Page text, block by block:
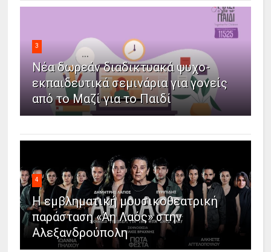
3
Νέα δωρεάν διαδικτυακά ψυχο-
εκπαιδευτικά σεμινάρια για γονείς
από το Μαζί για το Παιδί
4
Η εμβληματική μουσικοθεατρική
παράσταση «Άη Λαός» στην
Αλεξανδρούπολη